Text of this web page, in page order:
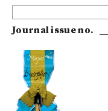
Journal issue no.